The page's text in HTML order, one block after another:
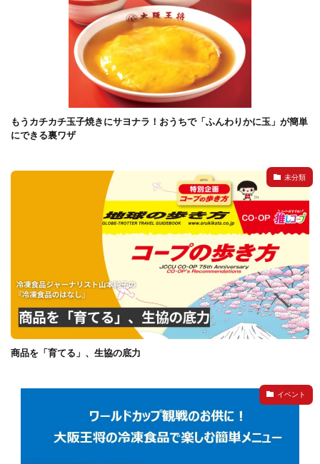
もうカチカチ玉子焼きにサヨナラ！おうちで「ふんわりかに玉」が簡単
にできる裏ワザ
未分類
商品を「育てる」、生協の底力
イベント